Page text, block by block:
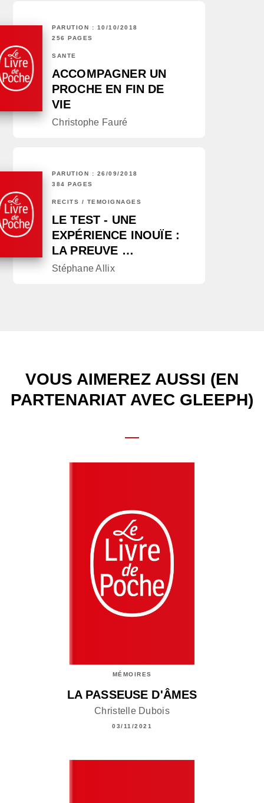
PARUTION : 10/10/2018
256 PAGES
SANTÉ
ACCOMPAGNER UN
PROCHE EN FIN DE
VIE
Christophe Fauré
PARUTION : 26/09/2018
384 PAGES
RÉCITS / TÉMOIGNAGES
LE TEST - UNE
EXPÉRIENCE INOUÏE :
LA PREUVE …
Stéphane Allix
VOUS AIMEREZ AUSSI (EN
PARTENARIAT AVEC GLEEPH)
MÉMOIRES
LA PASSEUSE D'ÂMES
Christelle Dubois
03/11/2021